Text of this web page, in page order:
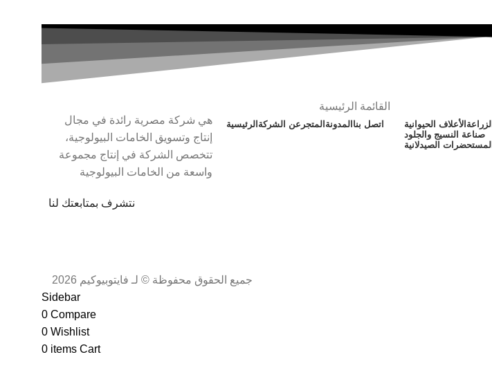
هي شركة مصرية رائدة في مجال
إنتاج وتسويق الخامات البيولوجية،
تتخصص الشركة في إنتاج مجموعة
واسعة من الخامات البيولوجية
نتشرف بمتابعتك لنا
القائمة الرئيسية
الرئيسية عن الشركة المتجر المدونة اتصل بنا الأعلاف الحيوانية الزراعة
صناعة النسيج والجلود
المستحضرات الصيدلانية
جميع الحقوق محفوظة © لـ فايتوبيوكيم 2026
Sidebar
0 Compare
0 Wishlist
0 items Cart